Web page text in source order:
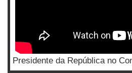
Presidente da República no